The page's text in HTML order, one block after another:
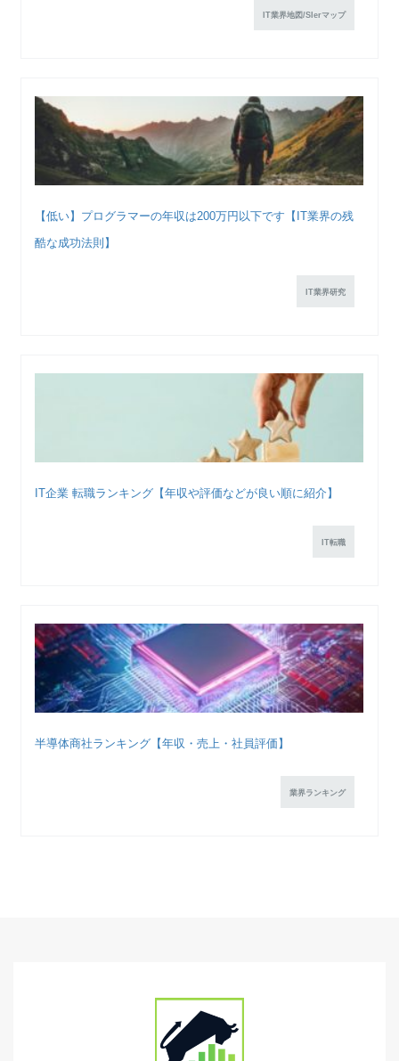
IT業界地図/SIerマップ
【低い】プログラマーの年収は200万円以下です【IT業界の残
酷な成功法則】
IT業界研究
IT企業 転職ランキング【年収や評価などが良い順に紹介】
IT転職
半導体商社ランキング【年収・売上・社員評価】
業界ランキング